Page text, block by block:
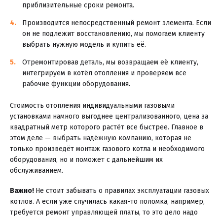
приблизительные сроки ремонта.
Производится непосредственный ремонт элемента. Если
он не подлежит восстановлению, мы помогаем клиенту
выбрать нужную модель и купить её.
Отремонтировав деталь, мы возвращаем её клиенту,
интегрируем в котёл отопления и проверяем все
рабочие функции оборудования.
Стоимость отопления индивидуальными газовыми
установками намного выгоднее централизованного, цена за
квадратный метр которого растёт все быстрее. Главное в
этом деле — выбрать надёжную компанию, которая не
только произведёт монтаж газового котла и необходимого
оборудования, но и поможет с дальнейшим их
обслуживанием.
Важно! Не стоит забывать о правилах эксплуатации газовых
котлов. А если уже случилась какая-то поломка, например,
требуется ремонт управляющей платы, то это дело надо